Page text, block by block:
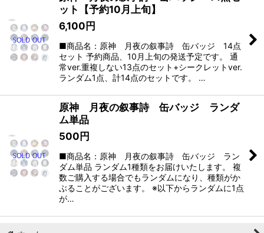
ット【予約10月上旬】
6,100 円
■商品名：原神 月夜の叙事詩 缶バッジ 14点
セット 予約商品、10月上旬の発送予定です。 通
常ver.重複しない13点のセット+シークレットver.
ランダム1点、計14点のセットです。 …
原神 月夜の叙事詩 缶バッジ ランダ
ム単品
500 円
■商品名：原神 月夜の叙事詩 缶バッジ ラン
ダム単品 ランダム1種類をお届けいたします。 複
数ご購入する場合でもランダムになり、種類がか
ぶることがございます。 ※以下からランダムに1点
が…